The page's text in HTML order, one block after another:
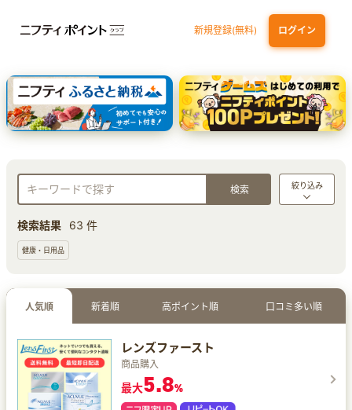
新規登録(無料) ログイン
dカード GOLD 三井住友カード ゴールド（NL）（家族カード発行）
【実質初月無料】DMM | Disney+(ディズニープラス) セットプラン
SBI証券 確定拠出年金（iDeCo）
絞り込み
検索結果 63 件
健康・日用品
人気順 新着順 高ポイント順 口コミ多い順
レンズファースト
商品購入
最大5.8%